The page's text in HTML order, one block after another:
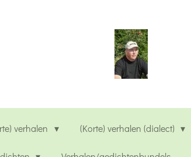
verhalen (Korte) verhalen (dialect)